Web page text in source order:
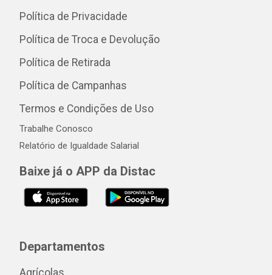
Política de Privacidade
Política de Troca e Devolução
Política de Retirada
Política de Campanhas
Termos e Condições de Uso
Trabalhe Conosco
Relatório de Igualdade Salarial
Baixe já o APP da Distac
Departamentos
Agrícolas